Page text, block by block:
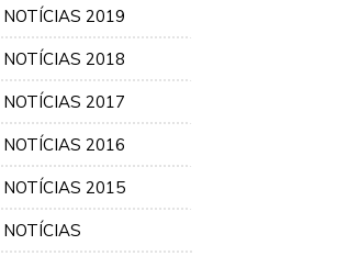
NOTÍCIAS 2019
NOTÍCIAS 2018
NOTÍCIAS 2017
NOTÍCIAS 2016
NOTÍCIAS 2015
NOTÍCIAS